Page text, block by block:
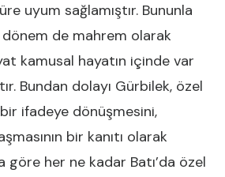
uyum sağlamıştır. Bununla
de mahrem olarak
kamusal hayatın içinde var
Bundan dolayı Gürbilek, özel
ifadeye dönüşmesini,
bir kanıtı olarak
göre her ne kadar Batı’da özel